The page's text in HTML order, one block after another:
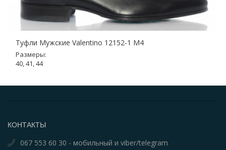
Туфли Мужские Valentino 12152-1 M4
Размеры:
40, 41, 44
КОНТАКТЫ
067 553 60 30 - мобильный и viber/telegram